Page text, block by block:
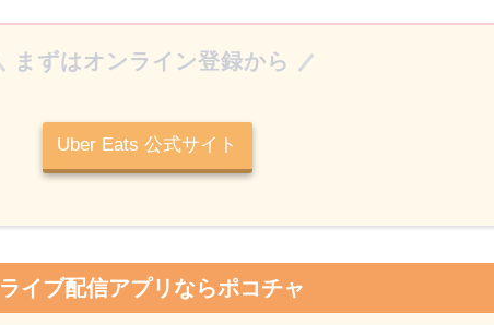
まずはオンライン登録から
Uber Eats 公式サイト
ライブ配信アプリならポコチャ